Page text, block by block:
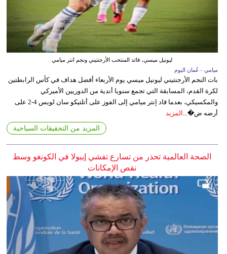
ليونيل ميسي، قائد المنتخب الأرجنتيني ونجم انتر ميامي
ميامي - عُمان اليوم
بات النجم الأرجنتيني ليونيل ميسي يوم الأربعاء أفضل هداف في كأس الرابطتين
لكرة القدم، المسابقة التي تجمع سنويا أندية من الدوريين الأميركي
والمكسيكي، بعدما قاد إنتر ميامي إلى الفوز على أتلتيكو سان لويس 4-2 على
أرضه ض�... المزيد
المزيد من التحقيقات السياحية
الصحة العالمية تحذر من تسارع تفشي إيبولا في الكونغو وسط
نقص الإمكانات